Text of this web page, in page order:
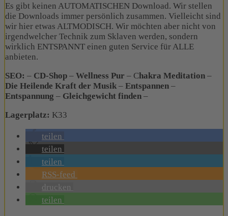
Es gibt keinen AUTOMATISCHEN Download. Wir stellen
die Downloads immer persönlich zusammen. Vielleicht sind
wir hier etwas ALTMODISCH. Wir möchten aber nicht von
irgendwelcher Technik zum Sklaven werden, sondern
wirklich ENTSPANNT einen guten Service für ALLE
anbieten.
SEO: – CD-Shop – Wellness Pur – Chakra Meditation –
Die Heilende Kraft der Musik – Entspannen –
Entspannung – Gleichgewicht finden –
Lagerplatz: K33
teilen
teilen
teilen
RSS-feed
drucken
teilen